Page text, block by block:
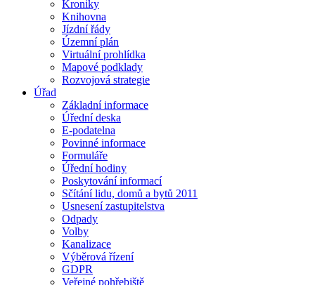
Kroniky
Knihovna
Jízdní řády
Územní plán
Virtuální prohlídka
Mapové podklady
Rozvojová strategie
Úřad
Základní informace
Úřední deska
E-podatelna
Povinné informace
Formuláře
Úřední hodiny
Poskytování informací
Sčítání lidu, domů a bytů 2011
Usnesení zastupitelstva
Odpady
Volby
Kanalizace
Výběrová řízení
GDPR
Veřejné pohřebiště